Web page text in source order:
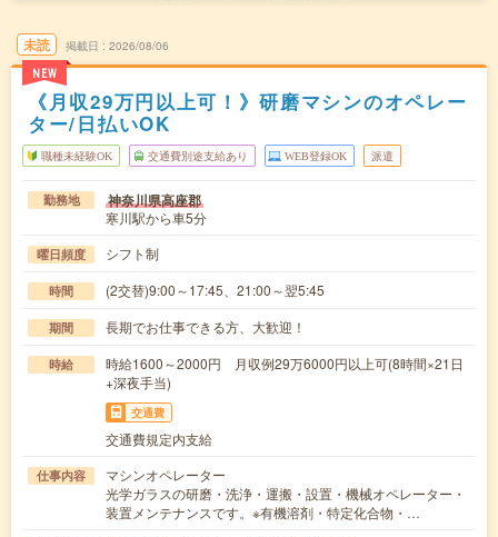
未読
NEW
掲載日 2026/08/06
《月収29万円以上可！》研磨マシンのオペレー
ター/日払いOK
職種未経験OK 交通費別途支給あり WEB登録OK 派遣
勤務地 神奈川県高座郡
寒川駅から車5分
曜日頻度 シフト制
時間 (2交替)9:00～17:45、21:00～翌5:45
期間 長期でお仕事できる方、大歓迎！
時給
時給1600～2000円 月収例29万6000円以上可(8時間×21日
+深夜手当)
交通費
交通費規定内支給
仕事内容
マシンオペレーター
光学ガラスの研磨・洗浄・運搬・設置・機械オペレーター・
装置メンテナンスです。※有機溶剤・特定化合物・…